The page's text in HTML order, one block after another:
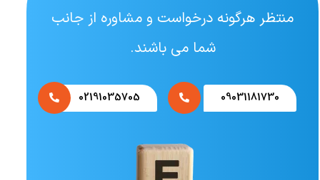
منتظر هرگونه درخواست و مشاوره از جانب
شما می باشند.
09031181730
02191035705